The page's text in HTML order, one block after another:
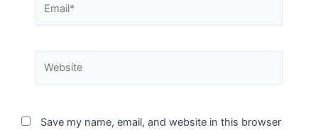
Save my name, email, and website in this browser